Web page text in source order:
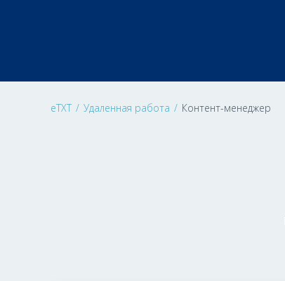
eTXT / Удаленная работа / Контент-менеджер